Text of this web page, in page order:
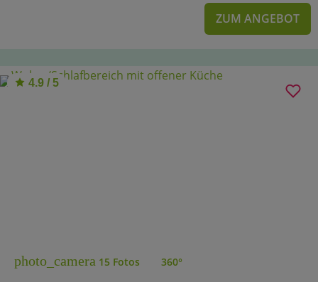
ZUM ANGEBOT
4.9 / 5
photo_camera 15 Fotos 360°